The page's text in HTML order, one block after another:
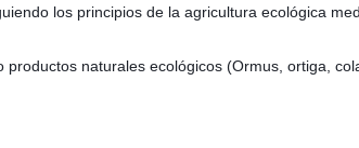
los principios de la agricultura ecológica
naturales ecológicos (Ormus, ortiga,